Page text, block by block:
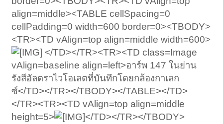
align=middle><TABLE cellSpacing=0
cellPadding=0 width=600 border=0><TBODY>
<TR><TD vAlign=top align=middle width=600>
</TD></TR><TR><TD class=Image
vAlign=baseline align=left>อาร์พ 147 ในย่าน
รังสีอัลตราไวโอเลตที่บันทึกโดยกล้องกาเลก
ซ์</TD></TR></TBODY></TABLE></TD>
</TR><TR><TD vAlign=top align=middle
height=5>
</TD></TR></TBODY>